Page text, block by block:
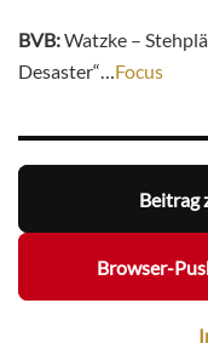
BVB:Watzke –
Desaster“…Focus
Beitrag
Browser-